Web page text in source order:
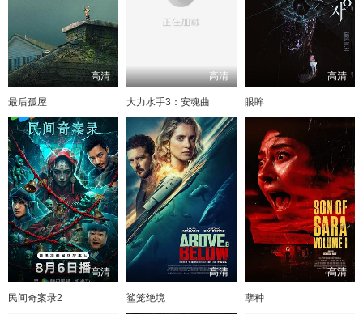
高清
最后孤屋
高清
大力水手3：安魂曲
高清
眼眸
高清
民间奇案录2
高清
鲨笼绝境
高清
孽种